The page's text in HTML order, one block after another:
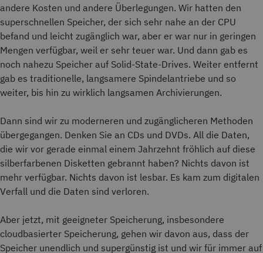
andere Kosten und andere Überlegungen. Wir hatten den
superschnellen Speicher, der sich sehr nahe an der CPU
befand und leicht zugänglich war, aber er war nur in geringen
Mengen verfügbar, weil er sehr teuer war. Und dann gab es
noch nahezu Speicher auf Solid-State-Drives. Weiter entfernt
gab es traditionelle, langsamere Spindelantriebe und so
weiter, bis hin zu wirklich langsamen Archivierungen.
Dann sind wir zu moderneren und zugänglicheren Methoden
übergegangen. Denken Sie an CDs und DVDs. All die Daten,
die wir vor gerade einmal einem Jahrzehnt fröhlich auf diese
silberfarbenen Disketten gebrannt haben? Nichts davon ist
mehr verfügbar. Nichts davon ist lesbar. Es kam zum digitalen
Verfall und die Daten sind verloren.
Aber jetzt, mit geeigneter Speicherung, insbesondere
cloudbasierter Speicherung, gehen wir davon aus, dass der
Speicher unendlich und supergünstig ist und wir für immer auf